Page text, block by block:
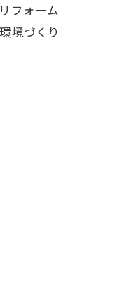
フォーム
境づくり